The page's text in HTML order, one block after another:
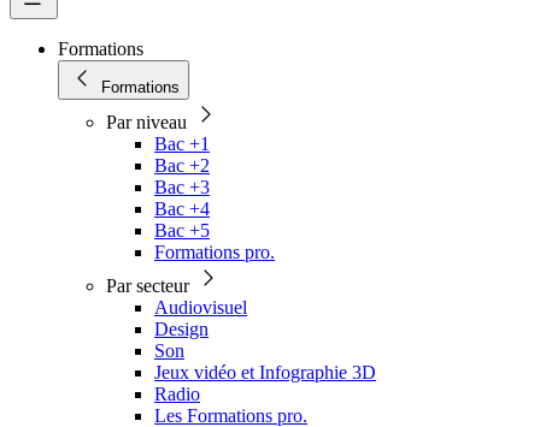
Formations
Formations
Par niveau
Bac +1
Bac +2
Bac +3
Bac +4
Bac +5
Formations pro.
Par secteur
Audiovisuel
Design
Son
Jeux vidéo et Infographie 3D
Radio
Les Formations pro.